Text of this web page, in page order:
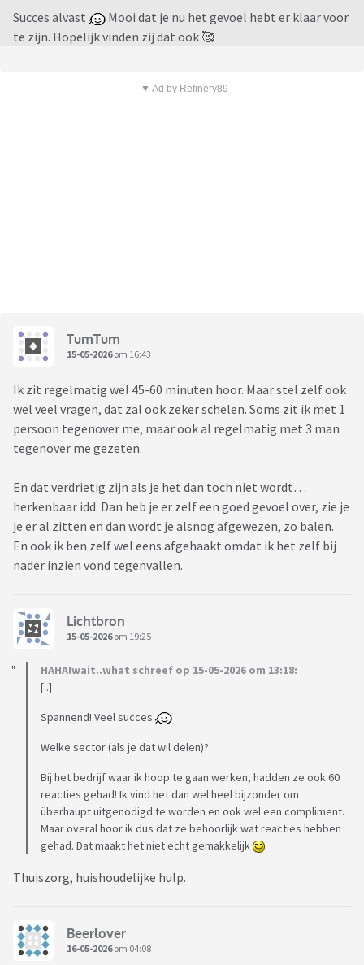
Succes alvast
Mooi dat je nu het gevoel hebt er klaar voor
te zijn. Hopelijk vinden zij dat ook 🥰
▼ Ad by Refinery89
TumTum
15-05-2026om 16:43
Ik zit regelmatig wel 45-60 minuten hoor. Maar stel zelf ook
wel veel vragen, dat zal ook zeker schelen. Soms zit ik met 1
persoon tegenover me, maar ook al regelmatig met 3 man
tegenover me gezeten.
En dat verdrietig zijn als je het dan toch niet wordt…
herkenbaar idd. Dan heb je er zelf een goed gevoel over, zie je
je er al zitten en dan wordt je alsnog afgewezen, zo balen.
En ook ik ben zelf wel eens afgehaakt omdat ik het zelf bij
nader inzien vond tegenvallen.
Lichtbron
15-05-2026om 19:25
HAHA!wait..what schreef op 15-05-2026 om 13:18:
[..]
Spannend! Veel succes
Welke sector (als je dat wil delen)?
Bij het bedrijf waar ik hoop te gaan werken, hadden ze ook 60
reacties gehad! Ik vind het dan wel heel bijzonder om
überhaupt uitgenodigd te worden en ook wel een compliment.
Maar overal hoor ik dus dat ze behoorlijk wat reacties hebben
gehad. Dat maakt het niet echt gemakkelijk
Thuiszorg, huishoudelijke hulp.
Beerlover
16-05-2026om 04:08